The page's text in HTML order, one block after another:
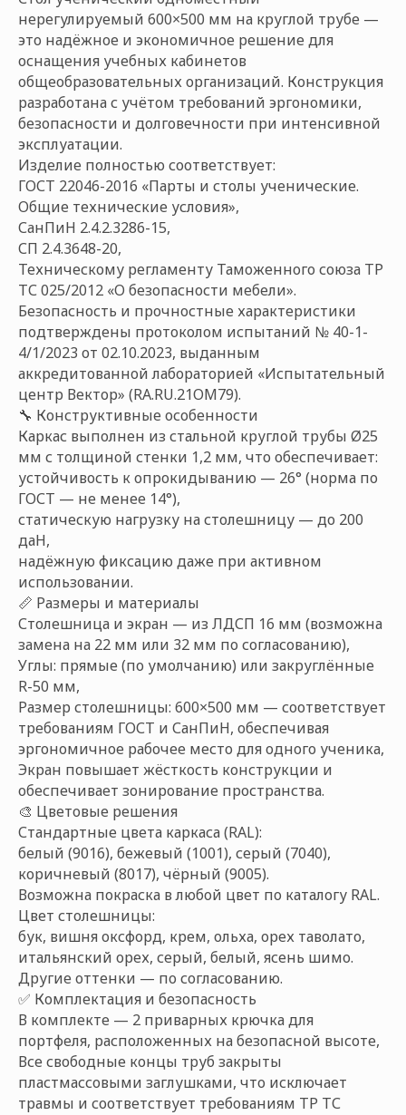
нерегулируемый 600×500 мм на круглой трубе —
это надёжное и экономичное решение для
оснащения учебных кабинетов
общеобразовательных организаций. Конструкция
разработана с учётом требований эргономики,
безопасности и долговечности при интенсивной
эксплуатации.
Изделие полностью соответствует:
ГОСТ 22046-2016 «Парты и столы ученические.
Общие технические условия»,
СанПиН 2.4.2.3286-15,
СП 2.4.3648-20,
Техническому регламенту Таможенного союза ТР
ТС 025/2012 «О безопасности мебели».
Безопасность и прочностные характеристики
подтверждены протоколом испытаний № 40-1-
4/1/2023 от 02.10.2023, выданным
аккредитованной лабораторией «Испытательный
центр Вектор» (RA.RU.21ОМ79).
🔧 Конструктивные особенности
Каркас выполнен из стальной круглой трубы Ø25
мм с толщиной стенки 1,2 мм, что обеспечивает:
устойчивость к опрокидыванию — 26° (норма по
ГОСТ — не менее 14°),
статическую нагрузку на столешницу — до 200
даН,
надёжную фиксацию даже при активном
использовании.
📏 Размеры и материалы
Столешница и экран — из ЛДСП 16 мм (возможна
замена на 22 мм или 32 мм по согласованию),
Углы: прямые (по умолчанию) или закруглённые
R-50 мм,
Размер столешницы: 600×500 мм — соответствует
требованиям ГОСТ и СанПиН, обеспечивая
эргономичное рабочее место для одного ученика,
Экран повышает жёсткость конструкции и
обеспечивает зонирование пространства.
🎨 Цветовые решения
Стандартные цвета каркаса (RAL):
белый (9016), бежевый (1001), серый (7040),
коричневый (8017), чёрный (9005).
Возможна покраска в любой цвет по каталогу RAL.
Цвет столешницы:
бук, вишня оксфорд, крем, ольха, орех таволато,
итальянский орех, серый, белый, ясень шимо.
Другие оттенки — по согласованию.
✅ Комплектация и безопасность
В комплекте — 2 приварных крючка для
портфеля, расположенных на безопасной высоте,
Все свободные концы труб закрыты
пластмассовыми заглушками, что исключает
травмы и соответствует требованиям ТР ТС